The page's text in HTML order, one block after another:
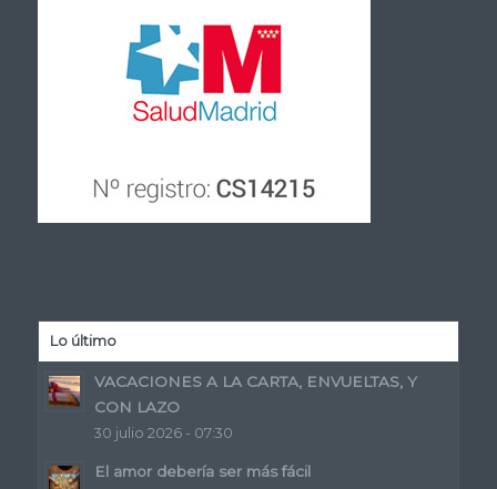
Lo último
VACACIONES A LA CARTA, ENVUELTAS, Y
CON LAZO
30 julio 2026 - 07:30
El amor debería ser más fácil